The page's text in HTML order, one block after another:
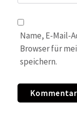
Name, E-Mail-
Browser für
speichern.